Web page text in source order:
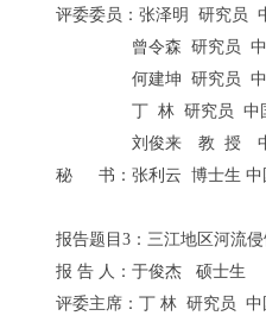
评委委员：张泽明 研究员
曾令森 研究员 中国
何建坤 研究员 中国
丁 林 研究员 中国科
刘俊来 教 授 中国
秘 书：张利云 博士生 中
报告题目3：三江地区河流
报 告 人：于俊杰 硕士
评委主席：丁 林 研究员 中